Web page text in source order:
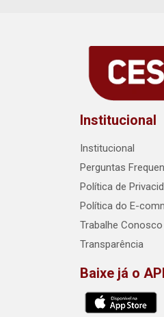
Institucional
Institucional
Perguntas
Política de
Política do E-
Trabalhe Conosco
Transparência
Baixe já o